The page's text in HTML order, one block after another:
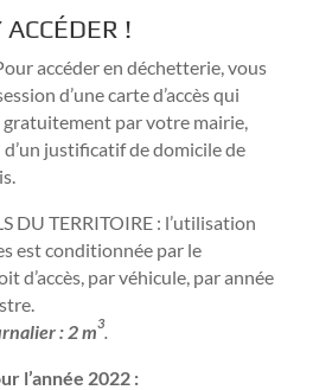
!
accéder en déchetterie, vous
d’une carte d’accès qui
par votre mairie,
justificatif de domicile de
DU TERRITOIRE : l’utilisation
est conditionnée par le
d’accès, par véhicule, par année
: 2 m3.
l’année 2022 :